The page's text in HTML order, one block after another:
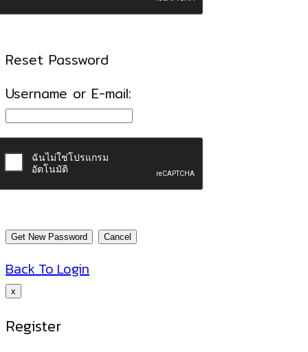
Reset Password
Username or E-mail:
Back To Login
x
Register